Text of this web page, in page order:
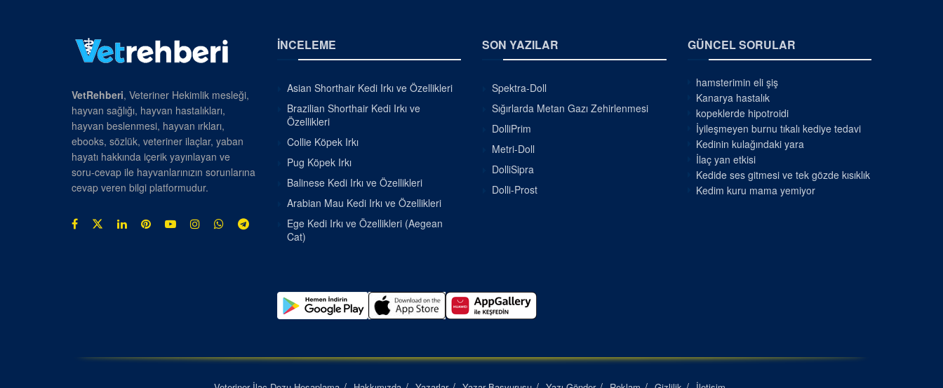
VetRehberi, Veteriner Hekimlik mesleği,
hayvan sağlığı, hayvan hastalıkları,
hayvan beslenmesi, hayvan ırkları,
ebooks, sözlük, veteriner ilaçlar, yaban
hayatı hakkında içerik yayınlayan ve
soru-cevap ile hayvanlarınızın sorunlarına
cevap veren bilgi platformudur.
İNCELEME
Asian Shorthair Kedi Irkı ve Özellikleri
Brazilian Shorthair Kedi Irkı ve
Özellikleri
Collie Köpek Irkı
Pug Köpek Irkı
Balinese Kedi Irkı ve Özellikleri
Arabian Mau Kedi Irkı ve Özellikleri
Ege Kedi Irkı ve Özellikleri (Aegean
Cat)
SON YAZILAR
Spektra-Doll
Sığırlarda Metan Gazı Zehirlenmesi
DolliPrim
Metri-Doll
DolliSipra
Dolli-Prost
GÜNCEL SORULAR
hamsterimin eli şiş
Kanarya hastalık
kopeklerde hipotroidi
İyileşmeyen burnu tıkalı kediye tedavi
Kedinin kulağındaki yara
İlaç yan etkisi
Kedide ses gitmesi ve tek gözde kısıklık
Kedim kuru mama yemiyor